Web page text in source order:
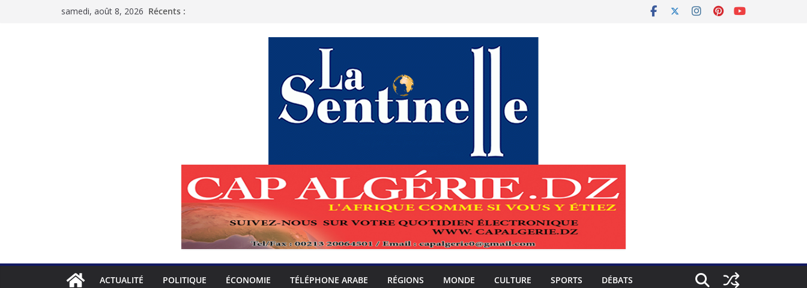
samedi, août 8, 2026 Récents :
ACTUALITÉ POLITIQUE ÉCONOMIE TÉLÉPHONE ARABE RÉGIONS MONDE CULTURE SPORTS DÉBATS